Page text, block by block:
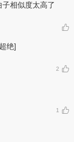
相似度太高了
绝]
2
1